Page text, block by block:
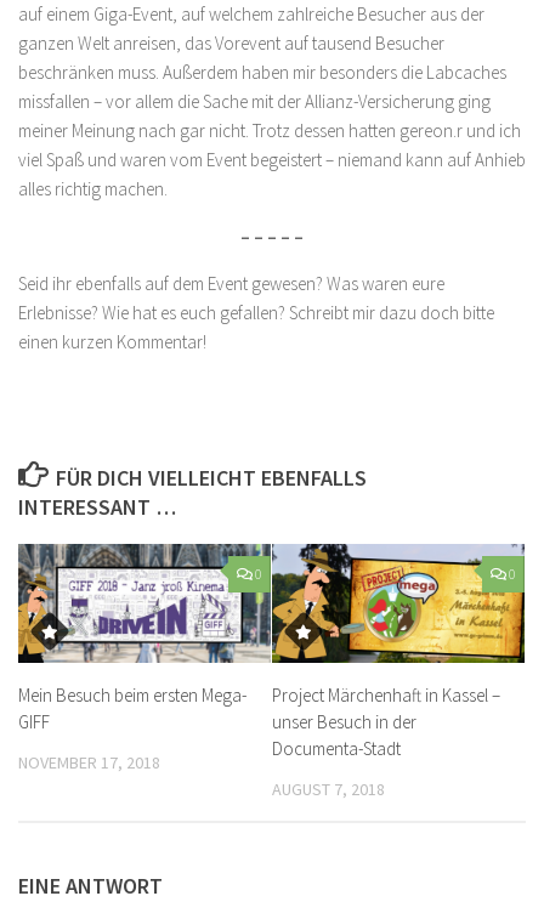
auf einem Giga-Event, auf welchem zahlreiche Besucher aus der
ganzen Welt anreisen, das Vorevent auf tausend Besucher
beschränken muss. Außerdem haben mir besonders die Labcaches
missfallen – vor allem die Sache mit der Allianz-Versicherung ging
meiner Meinung nach gar nicht. Trotz dessen hatten gereon.r und ich
viel Spaß und waren vom Event begeistert – niemand kann auf Anhieb
alles richtig machen.
– – – – –
Seid ihr ebenfalls auf dem Event gewesen? Was waren eure
Erlebnisse? Wie hat es euch gefallen? Schreibt mir dazu doch bitte
einen kurzen Kommentar!
FÜR DICH VIELLEICHT EBENFALLS
INTERESSANT …
0
Mein Besuch beim ersten Mega-
GIFF
NOVEMBER 17, 2018
0
Project Märchenhaft in Kassel –
unser Besuch in der
Documenta-Stadt
AUGUST 7, 2018
EINE ANTWORT